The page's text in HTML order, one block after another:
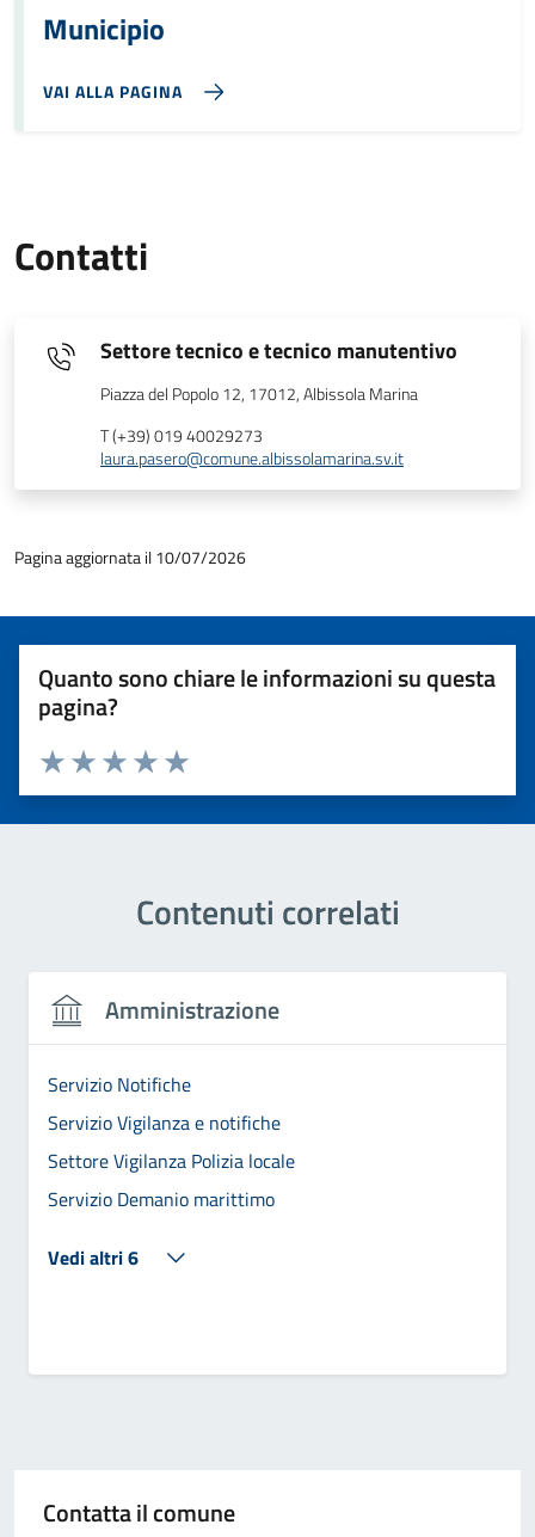
Municipio
VAI ALLA PAGINA
Contatti
Settore tecnico e tecnico manutentivo
Piazza del Popolo 12, 17012, Albissola Marina
T (+39) 019 40029273
laura.pasero@comune.albissolamarina.sv.it
Pagina aggiornata il 10/07/2026
Quanto sono chiare le informazioni su questa
pagina?
Valuta 5 stelle su 5
Valuta 4 stelle su 5
Valuta 3 stelle su 5
Valuta 2 stelle su 5
Valuta 1 stelle su 5
Contenuti correlati
Amministrazione
Servizio Notifiche
Servizio Vigilanza e notifiche
Settore Vigilanza Polizia locale
Servizio Demanio marittimo
Vedi altri 6
Contatta il comune